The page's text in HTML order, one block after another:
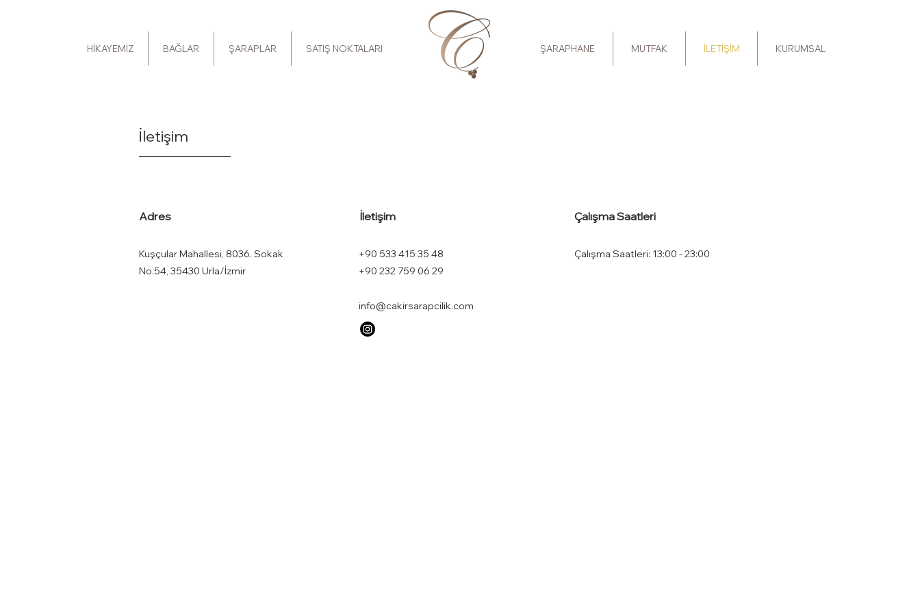
HİKAYEMİZ BAĞLAR ŞARAPLAR SATIŞ NOKTALARI ŞARAPHANE MUTFAK İLETİŞİM KURUMSAL
İletişim
Adres
Kuşçular Mahallesi, 8036. Sokak
No.54, 35430 Urla/İzmir
İletişim
+90 533 415 35 48
+90 232 759 06 29
Çalışma Saatleri
Çalışma Saatleri: 13:00 - 23:00
info@cakirsarapcilik.com